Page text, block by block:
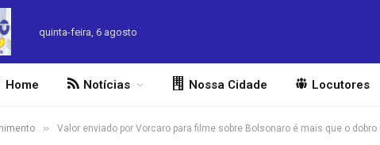
quinta-feira, 6 agosto
Home Notícias Nossa Cidade Locutores
» Valor enviado por Vorcaro para filme sobre Bolsonaro é mais que o dobro